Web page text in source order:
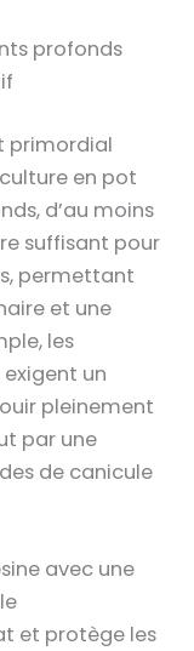
profonds
primordial
en pot
d’au moins
suffisant pour
permettant
et une
les
un
pleinement
par une
de canicule
avec une
et protège les